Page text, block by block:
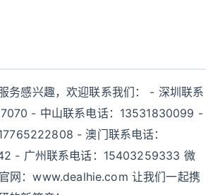
务感兴趣，欢迎联系我们： - 深圳联系
- 中山联系电话：13531830099 -
- 澳门联系电话：
- 广州联系电话：15403259333 微
网：www.dealhie.com 让我们一起携